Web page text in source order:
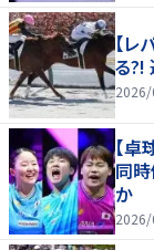
【
る?!
【
同
か